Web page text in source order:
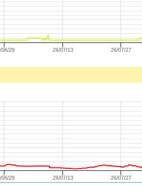
06/29 26/07/13 26/07/27
06/29 26/07/13 26/07/27